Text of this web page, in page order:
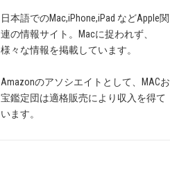
日本語でのMac,iPhone,iPad などApple関
連の情報サイト。Macに捉われず、
様々な情報を掲載しています。
Amazonのアソシエイトとして、MACお
宝鑑定団は適格販売により収入を得て
います。